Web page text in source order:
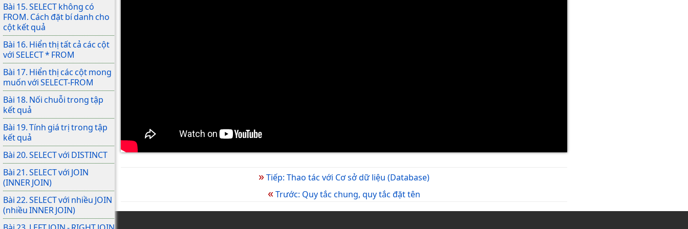
Bài 15. SELECT không có
FROM. Cách đặt bí danh cho
cột kết quả
Bài 16. Hiển thị tất cả các cột
với SELECT * FROM
Bài 17. Hiển thị các cột mong
muốn với SELECT-FROM
Bài 18. Nối chuỗi trong tập
kết quả
Bài 19. Tính giá trị trong tập
kết quả
Bài 20. SELECT với DISTINCT
Bài 21. SELECT với JOIN
(INNER JOIN)
Bài 22. SELECT với nhiều JOIN
(nhiều INNER JOIN)
»Tiếp: Thao tác với Cơ sở dữ liệu (Database)
«Trước: Quy tắc chung, quy tắc đặt tên